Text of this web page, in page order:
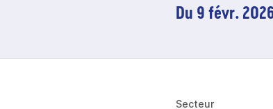
Du 9 févr.
Secteur